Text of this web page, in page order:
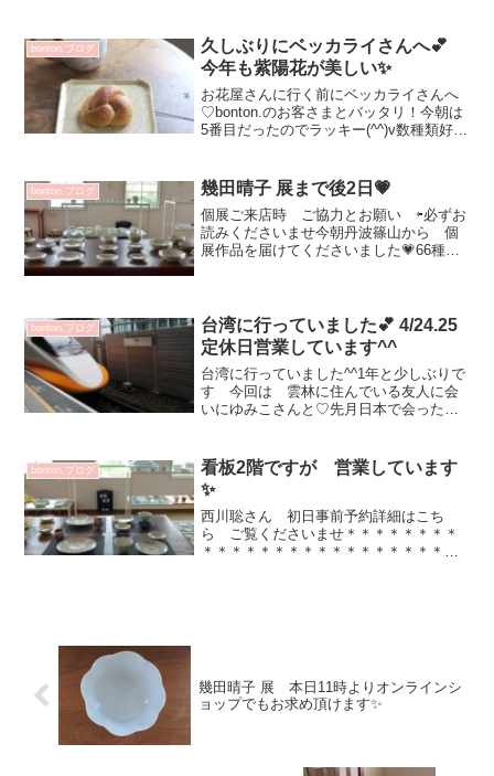
スタ...
bonton.ブログ
久しぶりにベッカライさんへ💕
今年も紫陽花が美しい✨
お花屋さんに行く前にベッカライさんへ
♡bonton.のお客さまとバッタリ！今朝は
5番目だったのでラッキー(^^)v数種類好き
ボウルの仕切りを敷いてるの（Kさまのマ
ネっこ...
bonton.ブログ 幾田晴子 展まで後2日💗
個展ご来店時 ご協力とお願い ⇦必ずお
読みくださいませ今朝丹波篠山から 個
展作品を届けてくださいました💗66種
ム皿💗どのうつわ...
bonton.ブログ
台湾に行っていました💕 4/24.25
定休日営業しています^^
台湾に行っていました^^1年と少しぶりで
す 今回は 雲林に住んでいる友人に会
いにゆみこさんと♡先月日本で会ったば
アプリで撮影してくれます💦（爆）少し
年齢の幅はあり...
bonton.ブログ
看板2階ですが 営業しています
✨
西川聡さん 初日事前予約詳細はこち
ら ご覧くださいませ＊＊＊＊＊＊＊＊
＊＊＊＊＊＊＊＊＊＊＊＊＊＊＊＊＊＊
幾田晴子 展 本日11時よりオンラインシ
ョップでもお求め頂けます✨